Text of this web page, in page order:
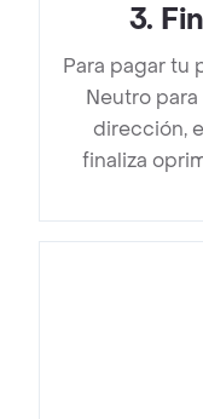
3.
Para pagar tu
Neutro
dirección,
finaliza